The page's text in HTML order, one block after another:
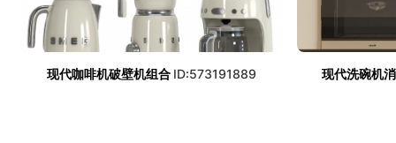
现代咖啡机破壁机组合 ID:573191889 现代洗碗机